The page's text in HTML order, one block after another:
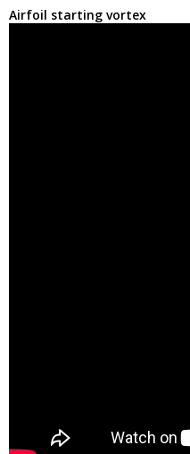
Airfoil starting vortex